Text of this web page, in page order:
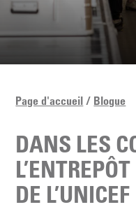
Page d'accueil Blogue
DANS LES
DE L’UNICEF